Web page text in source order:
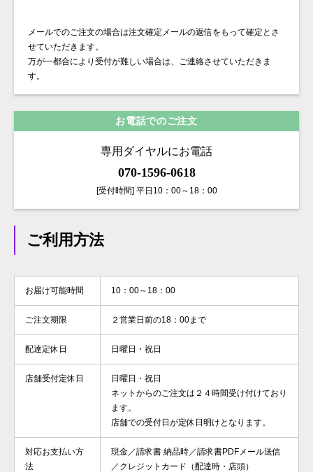
メールでのご注文の場合は注文確定メールの返信をもって確定とさ
せていただきます。
万が一都合により受付が難しい場合は、ご連絡させていただきま
す。
お電話でのご注文
専用ダイヤルにお電話
070-1596-0618
[受付時間] 平日10：00～18：00
ご利用方法
お届け可能時間 10：00～18：00
ご注文期限 ２営業日前の18：00まで
配達定休日 日曜日・祝日
店舗受付定休日
日曜日・祝日
ネットからのご注文は２４時間受け付けており
ます。
店舗での受付日が定休日明けとなります。
対応お支払い方
法
現金／請求書 納品時／請求書PDFメール送信
／クレジットカード（配達時・店頭）